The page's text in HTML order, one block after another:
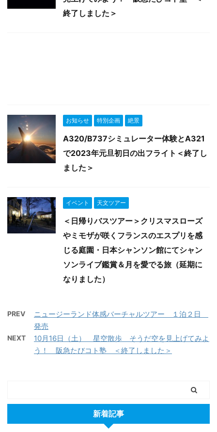
終了しました＞
お知らせ 特別企画 絶景
A320/B737シミュレーター体験とA321
で2023年元旦初日の出フライト＜終了し
ました＞
イベント 天文ツアー
＜日帰りバスツアー＞クリスマスローズ
やミモザが咲くフランスのエスプリを感
じる庭園・日本シャンソン館にてシャン
ソンライブ鑑賞＆月を愛でる旅（延期に
なりました）
PREV
ニュージーランド体感バーチャルツアー １泊２日
発売
NEXT
10月16日（土） 星空散歩 そうだ空を見上げてみよ
う！ 阪急たびコト塾 ＜終了しました＞
新着記事